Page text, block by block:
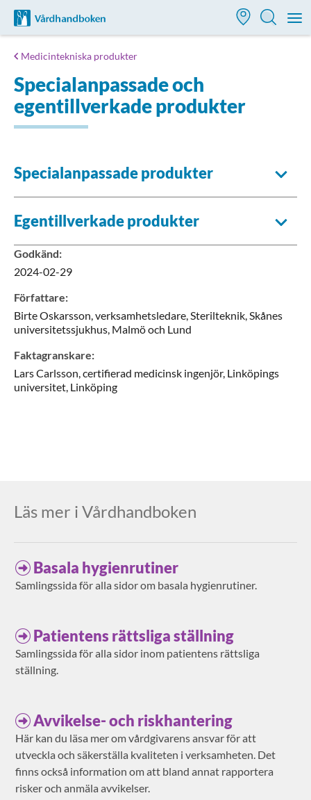
Till startsidan för Vårdhandboken
Medicintekniska produkter
Specialanpassade och
egentillverkade produkter
Specialanpassade produkter
Egentillverkade produkter
Godkänd:
2024-02-29
Författare:
BirteOskarsson,verksamhetsledare,Sterilteknik, Skånes
universitetssjukhus, Malmö och Lund
Faktagranskare:
LarsCarlsson,certifierad medicinsk ingenjör, Linköpings
universitet, Linköping
Läs mer i Vårdhandboken
Basala hygienrutiner
Samlingssida för alla sidor om basala hygienrutiner.
Patientens rättsliga ställning
Samlingssida för alla sidor inom patientens rättsliga
ställning.
Avvikelse- och riskhantering
Här kan du läsa mer om vårdgivarens ansvar för att
utveckla och säkerställa kvaliteten i verksamheten. Det
finns också information om att bland annat rapportera
risker och anmäla avvikelser.